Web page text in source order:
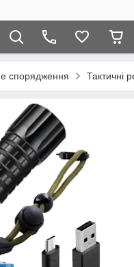
спорядження Тактичні